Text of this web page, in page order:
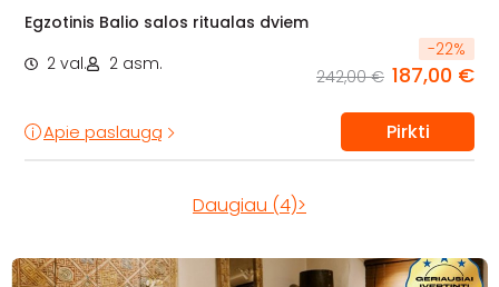
Egzotinis Balio salos ritualas dviem
2 val.
2 asm.
-22%
242,00 € 187,00 €
Apie paslaugą Pirkti
Daugiau (4)>